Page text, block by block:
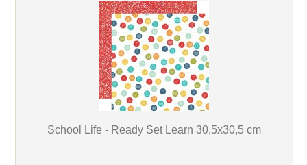
School Life - Ready Set Learn 30,5x30,5 cm